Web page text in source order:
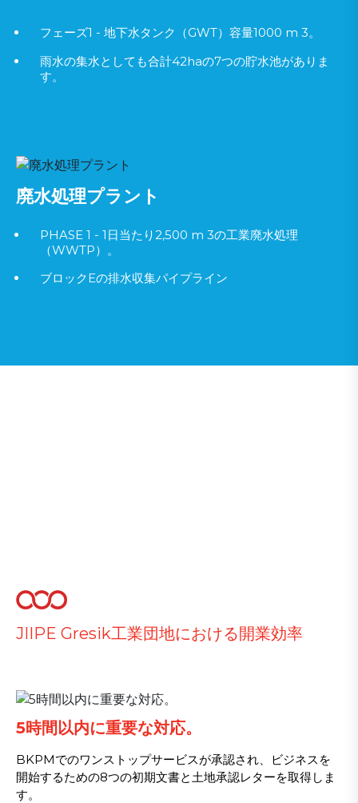
フェーズ1 - 地下水タンク（GWT）容量1000 m 3。
雨水の集水としても合計42haの7つの貯水池がありま
す。
廃水処理プラント
PHASE 1 - 1日当たり2,500 m 3の工業廃水処理
（WWTP）。
ブロックEの排水収集パイプライン
JIIPE Gresik工業団地における開業効率
5時間以内に重要な対応。
BKPMでのワンストップサービスが承認され、ビジネスを
開始するための8つの初期文書と土地承認レターを取得しま
す。